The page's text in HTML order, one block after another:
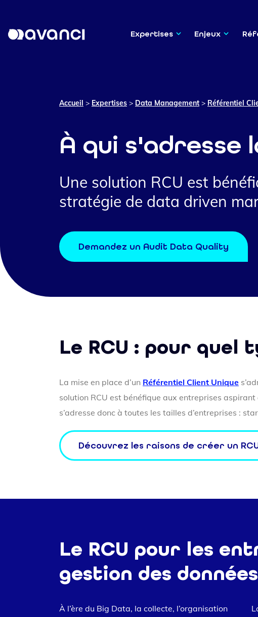
Expertises Enjeux
Accueil > Expertises > Data Management > Référentiel
À qui s'adresse
Une solution RCU est
stratégie de data driven
Demandez un Audit Data Quality
Le RCU : pour quel
La mise en place d’un Référentiel Client Unique
solution RCU est bénéfique aux entreprises
s’adresse donc à toutes les tailles d’entreprises :
Découvrez les raisons de créer un
Le RCU pour les
gestion des
À l’ère du Big Data, la collecte, l’organisation